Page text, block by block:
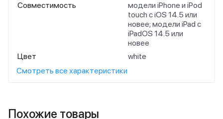
Совместимость
модели iPhone и iPod
touch с iOS 14.5 или
новее; модели iPad с
iPadOS 14.5 или
новее
Цвет
white
Смотреть все характеристики
Похожие товары